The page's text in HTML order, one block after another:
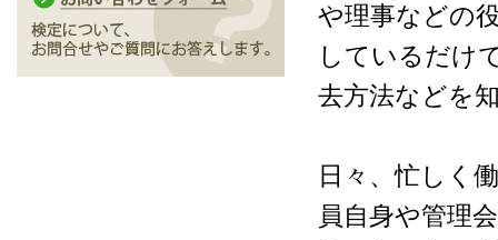
や理事などの
しているだけ
去方法などを
日々、忙しく
員自身や管理